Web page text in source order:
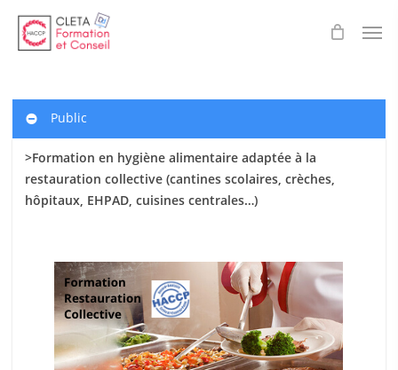
main
Public
>Formation en hygiène alimentaire adaptée à la
restauration collective (cantines scolaires, crèches,
hôpitaux, EHPAD, cuisines centrales…)